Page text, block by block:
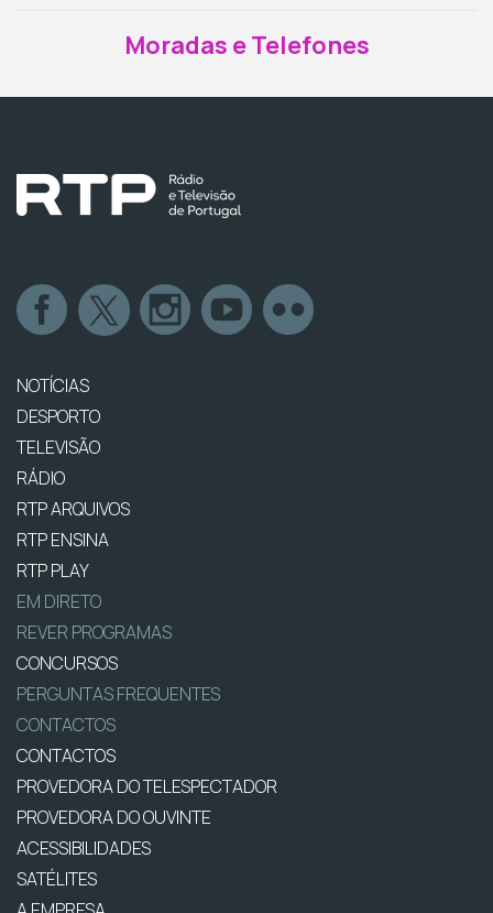
Moradas e Telefones
NOTÍCIAS
DESPORTO
TELEVISÃO
RÁDIO
RTP ARQUIVOS
RTP ENSINA
RTP PLAY
EM DIRETO
REVER PROGRAMAS
CONCURSOS
PERGUNTAS FREQUENTES
CONTACTOS
CONTACTOS
PROVEDORA DO TELESPECTADOR
PROVEDORA DO OUVINTE
ACESSIBILIDADES
SATÉLITES